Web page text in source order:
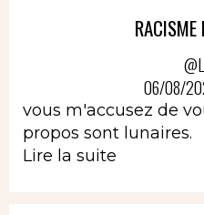
06/08/
vous m'accusez de
propos sont lunaires.
Lire la suite